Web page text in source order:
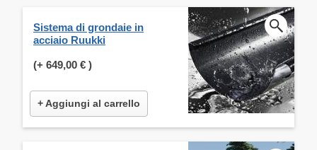
Sistema di grondaie in
acciaio Ruukki
(+ 649,00 € )
+ Aggiungi al carrello